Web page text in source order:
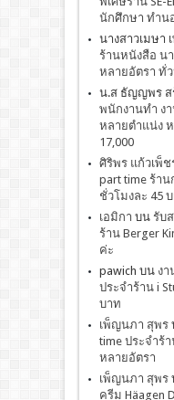
นักศึกษา ทำน
นางสาวเมษา
ร้านหนังสือ น
หลายอัตรา ทั่ว
น.ส ธัญญพร ส
พนักงานทำ งา
หลายตำแน่ง
17,000
ศิริพร แก้วเพ็ช
part time ร้าน
ชั่วโมงละ 45
เอมิกา บน รับ
ร้าน Berger
ค่ะ
pawich บน ง
ประจำร้าน i
บาท
เพ็ญนภา สุพร
time ประจำร้
หลายอัตรา
เพ็ญนภา สุพร
ครีม Häagen